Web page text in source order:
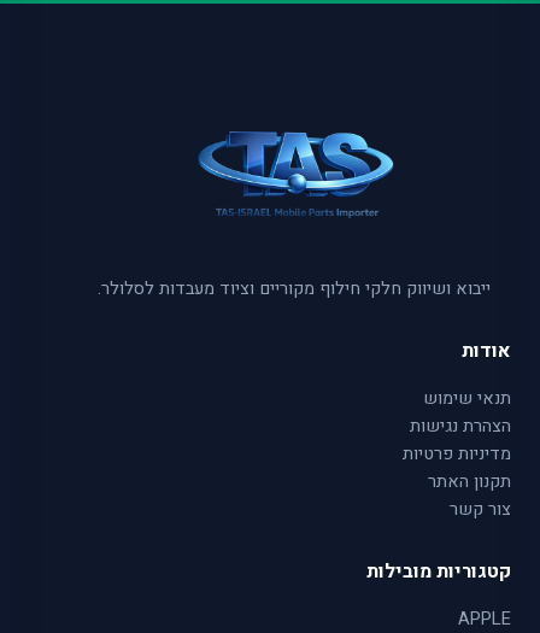
ייבוא ושיווק חלקי חילוף מקוריים וציוד מעבדות לסלולר.
אודות
תנאי שימוש
הצהרת נגישות
מדיניות פרטיות
תקנון האתר
צור קשר
קטגוריות מובילות
APPLE